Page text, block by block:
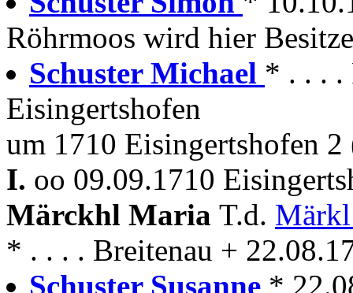
Röhrmoos wird hier
Schuster Michael * . . . .
Eisingertshofen
um 1710 Eisingertshofen
I. oo 09.09.1710
Märckhl Maria T.d.
* . . . . Breitenau +
Schuster Susanne *